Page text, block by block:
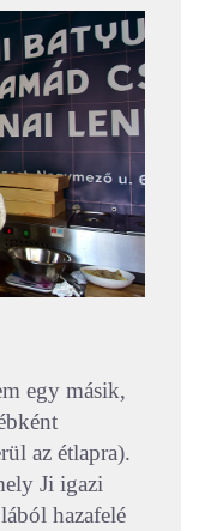
egy másik,
az étlapra).
Ji igazi
hazafelé